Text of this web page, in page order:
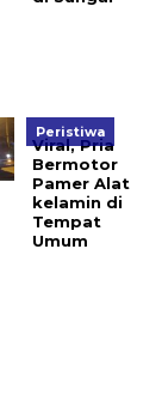
Peristiwa
Viral, Pria
Bermotor
Pamer Alat
kelamin di
Tempat
Umum